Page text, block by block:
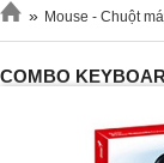
» Mouse - Chuột
COMBO